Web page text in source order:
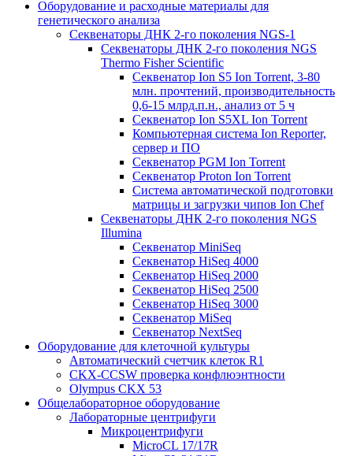
Оборудование и расходные материалы для
генетического анализа
Секвенаторы ДНК 2-го поколения NGS-1
Секвенаторы ДНК 2-го поколения NGS
Thermo Fisher Scientific
Секвенатор Ion S5 Ion Torrent, 3-80
млн. прочтений, производительность
0,6-15 млрд.п.н., анализ от 5 ч
Секвенатор Ion S5XL Ion Torrent
Компьютерная система Ion Reporter,
сервер и ПО
Секвенатор PGM Ion Torrent
Секвенатор Proton Ion Torrent
Система автоматической подготовки
матрицы и загрузки чипов Ion Chef
Секвенаторы ДНК 2-го поколения NGS
Illumina
Секвенатор MiniSeq
Секвенатор HiSeq 4000
Секвенатор HiSeq 2000
Секвенатор HiSeq 2500
Секвенатор HiSeq 3000
Секвенатор MiSeq
Секвенатор NextSeq
Оборудование для клеточной культуры
Автоматический счетчик клеток R1
CKX-CCSW проверка конфлюэнтности
Olympus CKX 53
Общелабораторное оборудование
Лабораторные центрифуги
Микроцентрифуги
MicroCL 17/17R